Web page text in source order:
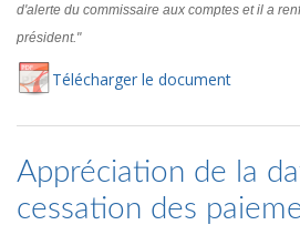
d'alerte du commissaire aux comptes et il a
président."
Télécharger le document
Appréciation de la
cessation des